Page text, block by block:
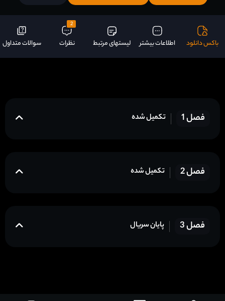
باکس دانلود اطلاعات بیشتر لیستهای مرتبط
2
نظرات سوالات متداول
فصل 1 تکمیل شده
فصل 2 تکمیل شده
فصل 3 پایان سریال